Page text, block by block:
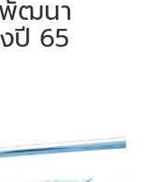
พัฒนา
ปี 65